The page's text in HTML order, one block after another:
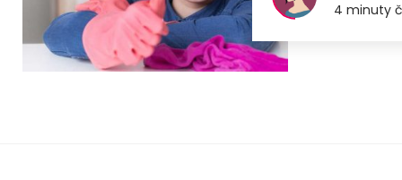
4 minuty